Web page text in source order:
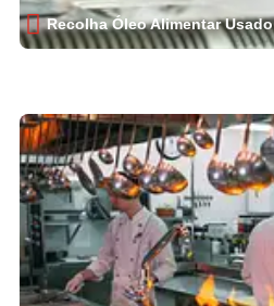
 Recolha Óleo Alimentar Usado